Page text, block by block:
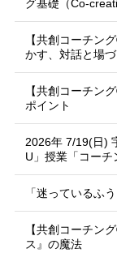
グ基礎（Co-
【共創コーチン
かす、対話と場づ
【共創コーチン
ポイント
2026年 7/19(日)
U」授業「コーチ
「迷っているふ
【共創コーチン
ス』の魔法